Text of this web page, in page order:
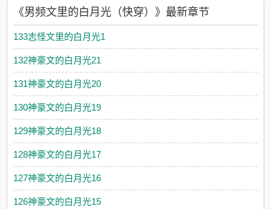
《男频文里的白月光（快穿）》最新章节
133志怪文里的白月光1
132神豪文的白月光21
131神豪文的白月光20
130神豪文的白月光19
129神豪文的白月光18
128神豪文的白月光17
127神豪文的白月光16
126神豪文的白月光15